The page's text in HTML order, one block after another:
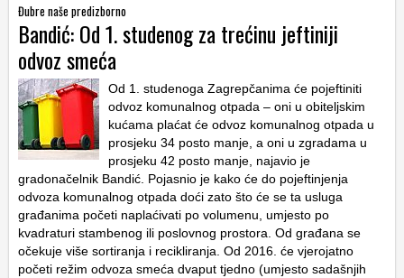
Đubre naše predizborno
Bandić: Od 1. studenog za trećinu jeftiniji
odvoz smeća
Od 1. studenoga Zagrepčanima će pojeftiniti
odvoz komunalnog otpada – oni u obiteljskim
kućama plaćat će odvoz komunalnog otpada u
prosjeku 34 posto manje, a oni u zgradama u
prosjeku 42 posto manje, najavio je
gradonačelnik Bandić. Pojasnio je kako će do pojeftinjenja
odvoza komunalnog otpada doći zato što će se ta usluga
građanima početi naplaćivati po volumenu, umjesto po
kvadraturi stambenog ili poslovnog prostora. Od građana se
očekuje više sortiranja i recikliranja. Od 2016. će vjerojatno
početi režim odvoza smeća dvaput tjedno (umjesto sadašnjih